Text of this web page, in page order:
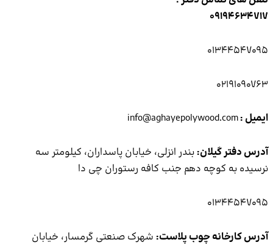
گیلان:بندر انزلی، خیابان پاسداران، کیلومتر سه
کوچه دهم جنب کافه رستوران چی دا
چوب پلاست:شهرک صنعتی گرمسار، خیابان